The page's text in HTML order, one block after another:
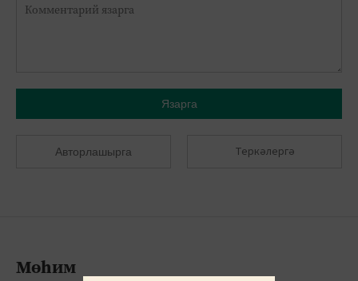
Язарга
Авторлашырга Теркәлергә
Мөһим